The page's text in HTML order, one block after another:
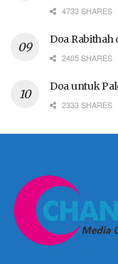
4733 SHARES
Doa Rabithah
2405 SHARES
Doa untuk
2333 SHARES